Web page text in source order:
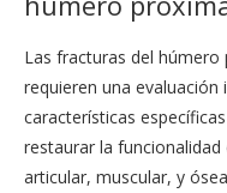
Las fracturas del
requieren una evaluación
características
restaurar la
articular, muscular, y